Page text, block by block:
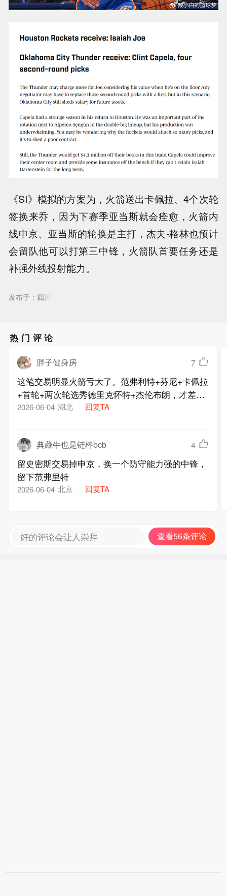
《SI》模拟的方案为，火箭送出卡佩拉、4个次轮
签换来乔，因为下赛季亚当斯就会痊愈，火箭内
线申京、亚当斯的轮换是主打，杰夫-格林也预计
会留队他可以打第三中锋，火箭队首要任务还是
补强外线投射能力。
发布于：四川
热门评论
胖子健身房 7
这笔交易明显火箭亏大了。范弗利特+芬尼+卡佩拉
+首轮+两次轮选秀德里克怀特+杰伦布朗，才差不
多。杰伦布朗真不值这么多，属于溢价合同
2026-06-04 湖北 回复TA
典藏牛也是链棒bcb 4
留史密斯交易掉申京，换一个防守能力强的中锋，
留下范弗里特
2026-06-04 北京 回复TA
好的评论会让人崇拜 查看56条评论